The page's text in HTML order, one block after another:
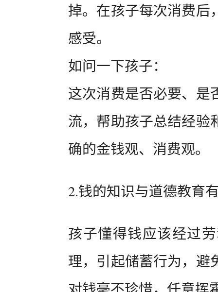
掉。在孩子每次消费后
感受。
如问一下孩子：
这次消费是否必要、是
流，帮助孩子总结经验
确的金钱观、消费观。
2.钱的知识与道德教育
孩子懂得钱应该经过
理，引起储蓄行为，避